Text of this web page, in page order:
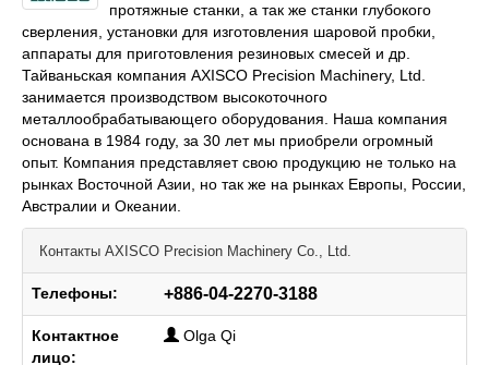
протяжные станки, а так же станки глубокого
сверления, установки для изготовления шаровой пробки,
аппараты для приготовления резиновых смесей и др.
Тайваньская компания AXISCO Precision Machinery, Ltd.
занимается производством высокоточного
металлообрабатывающего оборудования. Наша компания
основана в 1984 году, за 30 лет мы приобрели огромный
опыт. Компания представляет свою продукцию не только на
рынках Восточной Азии, но так же на рынках Европы, России,
Австралии и Океании.
Контакты AXISCO Precision Machinery Co., Ltd.
Телефоны: +886-04-2270-3188
Контактное
лицо:
Olga Qi